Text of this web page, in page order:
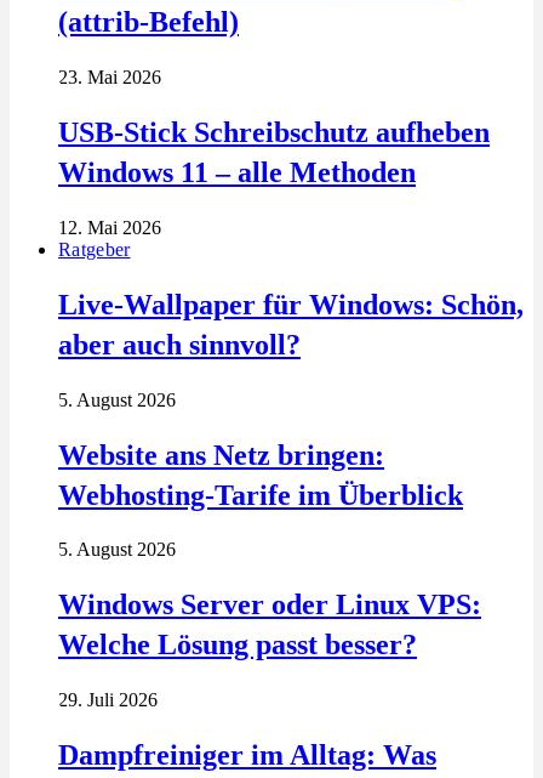
(attrib-Befehl)
23. Mai 2026
USB-Stick Schreibschutz aufheben
Windows 11 – alle Methoden
12. Mai 2026
Ratgeber
Live-Wallpaper für Windows: Schön,
aber auch sinnvoll?
5. August 2026
Website ans Netz bringen:
Webhosting-Tarife im Überblick
5. August 2026
Windows Server oder Linux VPS:
Welche Lösung passt besser?
29. Juli 2026
Dampfreiniger im Alltag: Was